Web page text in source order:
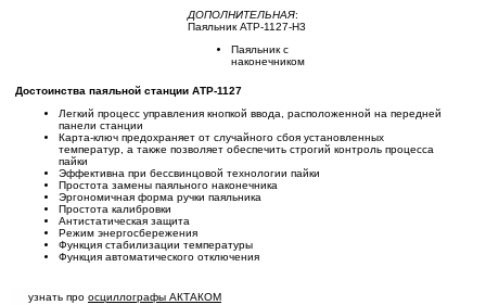
ДОПОЛНИТЕЛЬНАЯ:
Паяльник АТР-1127-Н3
Паяльник с
наконечником
Достоинства паяльной станции АТР-1127
Легкий процесс управления кнопкой ввода, расположенной на передней
панели станции
Карта-ключ предохраняет от случайного сбоя установленных
температур, а также позволяет обеспечить строгий контроль процесса
пайки
Эффективна при бессвинцовой технологии пайки
Простота замены паяльного наконечника
Эргономичная форма ручки паяльника
Простота калибровки
Антистатическая защита
Режим энергосбережения
Функция стабилизации температуры
Функция автоматического отключения
узнать про осциллографы АКТАКОМ